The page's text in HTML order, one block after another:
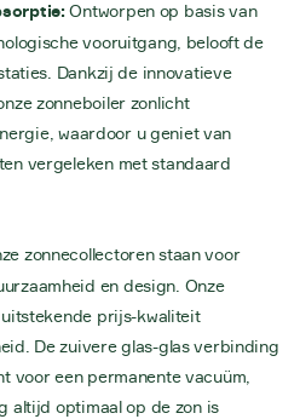
Ontworpen op basis van
vooruitgang, belooft de
Dankzij de innovatieve
zonneboiler zonlicht
waardoor u geniet van
vergeleken met standaard
zonnecollectoren staan voor
en design. Onze
prijs-kwaliteit
De zuivere glas-glas verbinding
voor een permanente vacuüm,
altijd optimaal op de zon is